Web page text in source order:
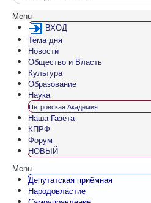
Menu
ВХОД
Тема дня
Новости
Общество и Власть
Культура
Образование
Наука
Петровская Академия
Наша Газета
КПРФ
Форум
НОВЫЙ
Menu
Депутатская приёмная
Народовластие